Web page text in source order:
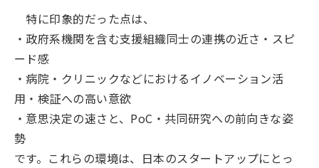
特に印象的だった点は、
・政府系機関を含む支援組織同士の連携の近さ・スピ
ード感
・病院・クリニックなどにおけるイノベーション活
用・検証への高い意欲
・意思決定の速さと、PoC・共同研究への前向きな姿
勢
です。これらの環境は、日本のスタートアップにとっ